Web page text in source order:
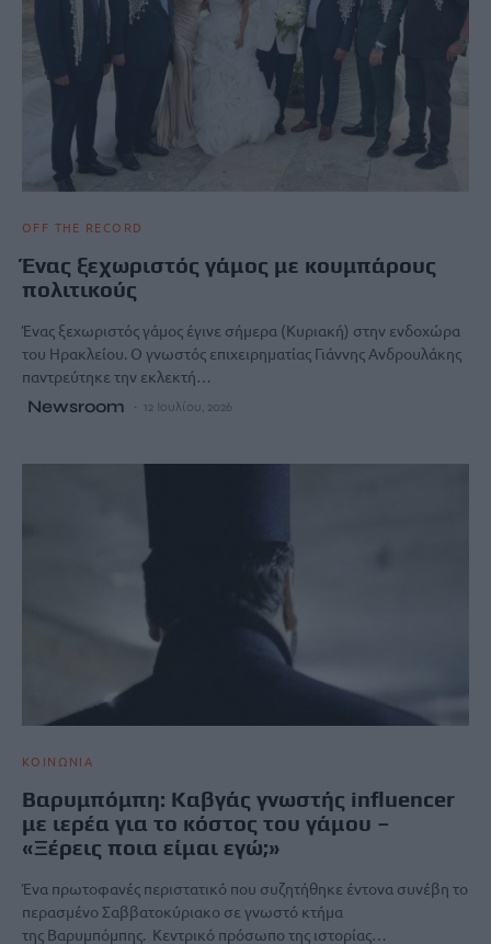
OFF THE RECORD
Ένας ξεχωριστός γάμος με κουμπάρους
πολιτικούς
Ένας ξεχωριστός γάμος έγινε σήμερα (Kυριακή) στην ενδοχώρα
του Ηρακλείου. Ο γνωστός επιχειρηματίας Γιάννης Ανδρουλάκης
παντρεύτηκε την εκλεκτή…
Newsroom 12 Ιουλίου, 2026
ΚΟΙΝΩΝΙΑ
Βαρυμπόμπη: Καβγάς γνωστής influencer
με ιερέα για το κόστος του γάμου –
«Ξέρεις ποια είμαι εγώ;»
Ένα πρωτοφανές περιστατικό που συζητήθηκε έντονα συνέβη το
περασμένο Σαββατοκύριακο σε γνωστό κτήμα
της Βαρυμπόμπης. Κεντρικό πρόσωπο της ιστορίας…